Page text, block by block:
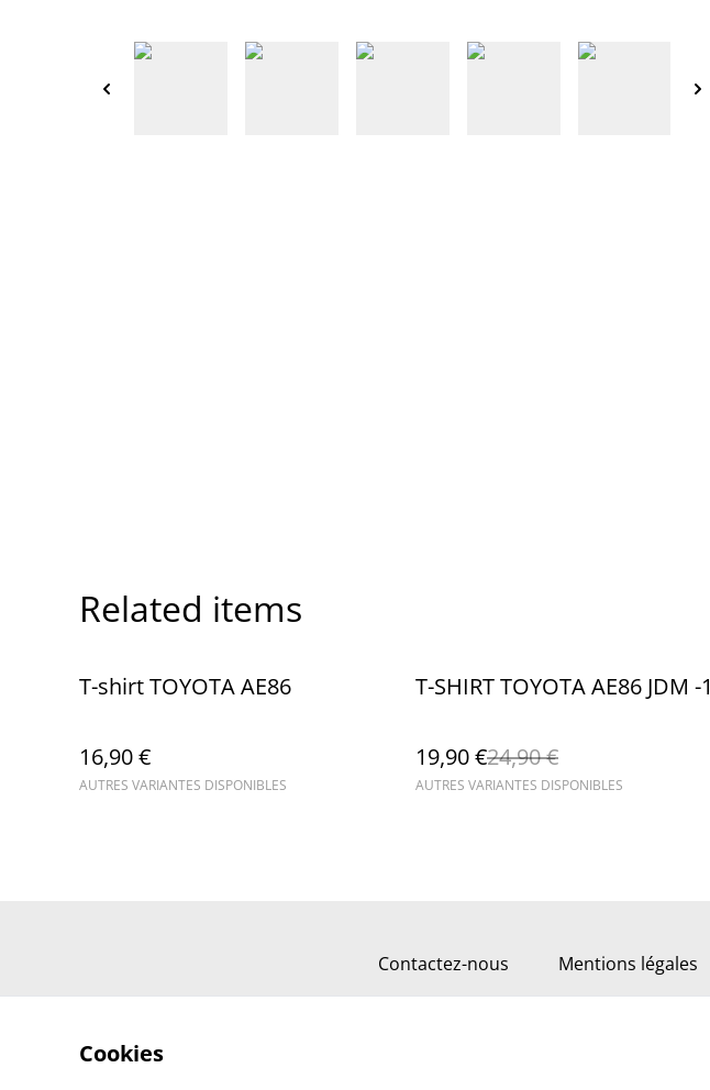
Related items
T-shirt TOYOTA AE86
16,90 €
AUTRES VARIANTES DISPONIBLES
%
T-SHIRT TOYOTA AE86 JDM -1
19,90 €24,90 €
AUTRES VARIANTES DISPONIBLES
Contactez-nous Mentions légales
Cookies